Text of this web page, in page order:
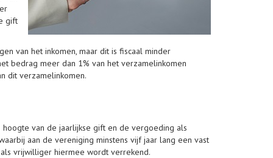
gift
van het inkomen, maar dit is fiscaal minder
bedrag meer dan 1% van het verzamelinkomen
dit verzamelinkomen.
van de jaarlijkse gift en de vergoeding als
aan de vereniging minstens vijf jaar lang een vast
vrijwilliger hiermee wordt verrekend.